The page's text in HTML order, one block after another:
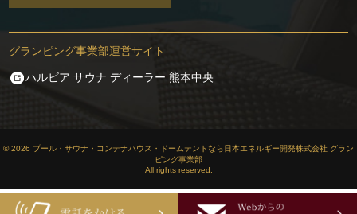
グランピング事業部運営サイト
ハルビア サウナ ディーラー 熊本中央
© 2026 プール・サウナ・コンテナハウス・ドームテントなら日本エネルギー開発株式会社 グラン
ピング事業部
All rights reserved.